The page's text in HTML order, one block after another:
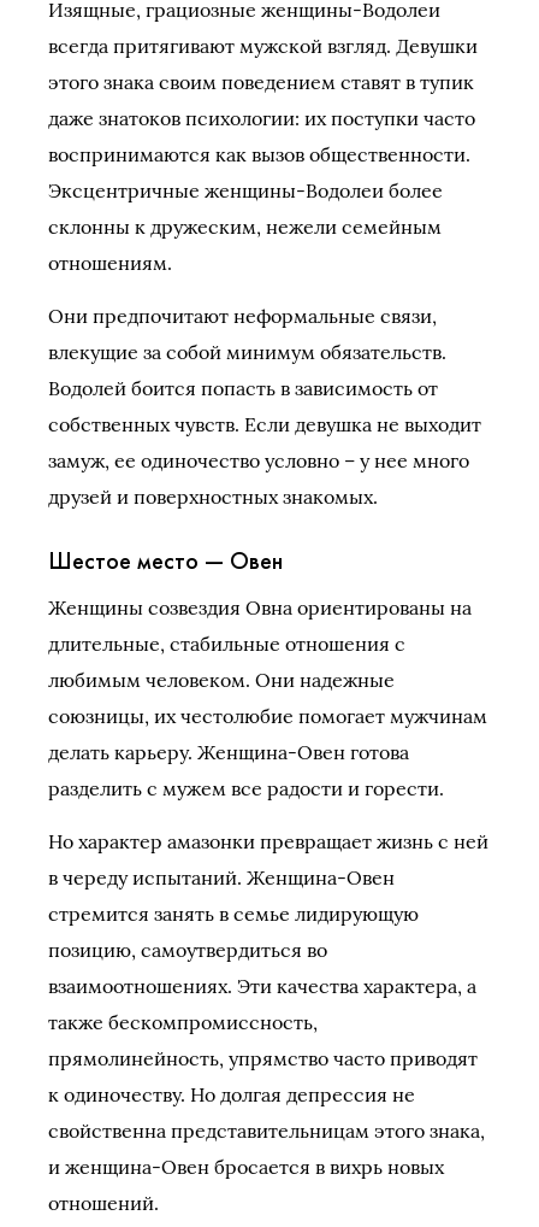
Изящные, грациозные женщины-Водолеи
всегда притягивают мужской взгляд. Девушки
этого знака своим поведением ставят в тупик
даже знатоков психологии: их поступки часто
воспринимаются как вызов общественности.
Эксцентричные женщины-Водолеи более
склонны к дружеским, нежели семейным
отношениям.
Они предпочитают неформальные связи,
влекущие за собой минимум обязательств.
Водолей боится попасть в зависимость от
собственных чувств. Если девушка не выходит
замуж, ее одиночество условно – у нее много
друзей и поверхностных знакомых.
Шестое место — Овен
Женщины созвездия Овна ориентированы на
длительные, стабильные отношения с
любимым человеком. Они надежные
союзницы, их честолюбие помогает мужчинам
делать карьеру. Женщина-Овен готова
разделить с мужем все радости и горести.
Но характер амазонки превращает жизнь с ней
в череду испытаний. Женщина-Овен
стремится занять в семье лидирующую
позицию, самоутвердиться во
взаимоотношениях. Эти качества характера, а
также бескомпромиссность,
прямолинейность, упрямство часто приводят
к одиночеству. Но долгая депрессия не
свойственна представительницам этого знака,
и женщина-Овен бросается в вихрь новых
отношений.